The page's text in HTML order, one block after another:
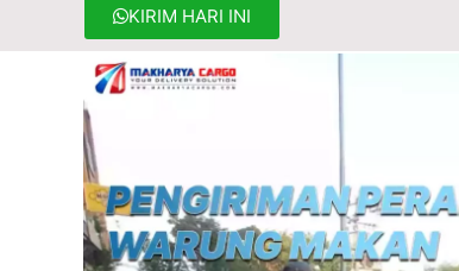
KIRIM HARI INI